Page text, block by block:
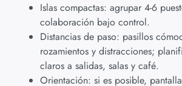
Islas compactas: agrupar 4-6
colaboración bajo control.
Distancias de paso: pasillos
rozamientos y distracciones;
claros a salidas, salas y café.
Orientación: si es posible,